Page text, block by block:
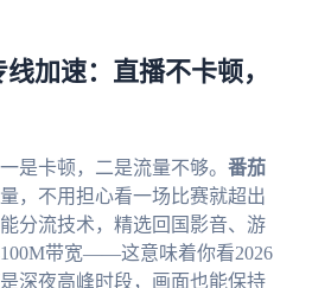
加速：直播不卡顿，
是卡顿，二是流量不够。 番茄
，不用担心看一场比赛就超出
分流技术，精选回国影音、游
带宽——这意味着你看2026
深夜高峰时段，画面也能保持